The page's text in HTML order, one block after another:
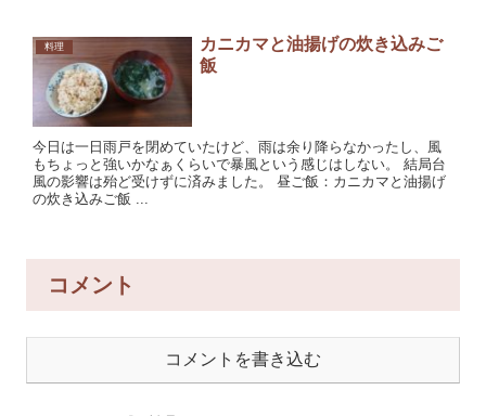
料理
カニカマと油揚げの炊き込みご
飯
今日は一日雨戸を閉めていたけど、雨は余り降らなかったし、風
もちょっと強いかなぁくらいで暴風という感じはしない。 結局台
風の影響は殆ど受けずに済みました。 昼ご飯：カニカマと油揚げ
の炊き込みご飯 ...
コメント
コメントを書き込む